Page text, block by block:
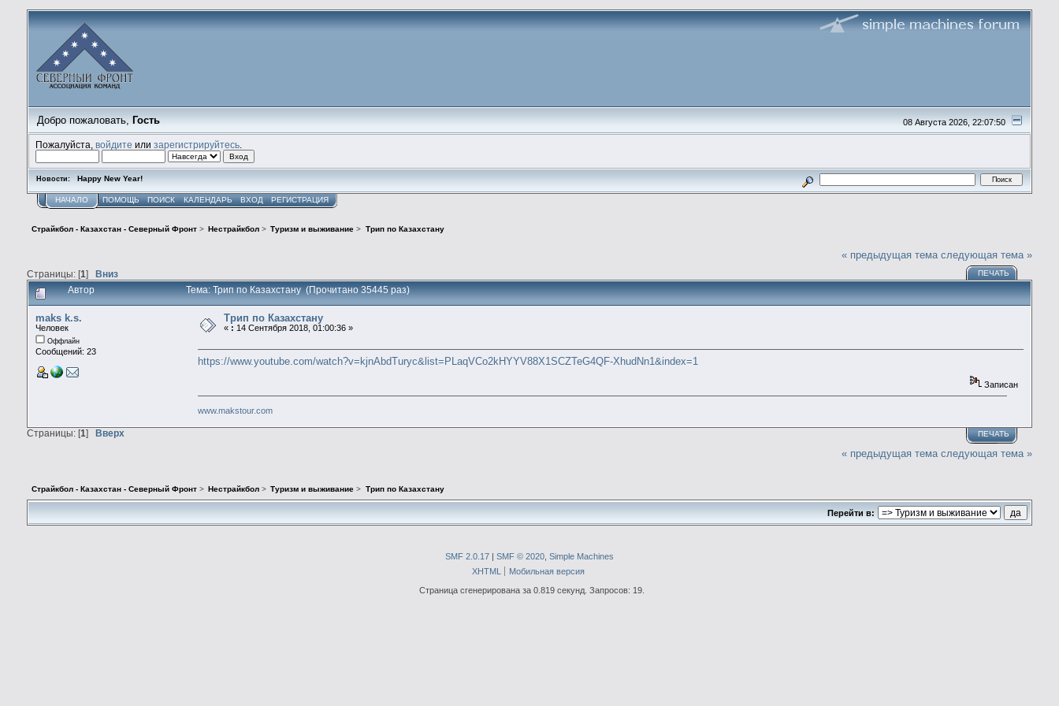
08 Августа 2026, 22:07:50
Добро пожаловать, Гость
Пожалуйста, войдите или зарегистрируйтесь.
Новости: Happy New Year!
НАЧАЛО ПОМОЩЬ ПОИСК КАЛЕНДАРЬ ВХОД РЕГИСТРАЦИЯ
Страйкбол - Казахстан - Северный Фронт > Нестрайкбол > Туризм и выживание > Трип по Казахстану
« предыдущая тема следующая тема »
Страницы: [1] Вниз ПЕЧАТЬ
Автор Тема: Трип по Казахстану (Прочитано 35445 раз)
maks k.s.
Человек
Оффлайн
Сообщений: 23
Трип по Казахстану
« : 14 Сентября 2018, 01:00:36 »
https://www.youtube.com/watch?v=kjnAbdTuryc&list=PLaqVCo2kHYYV88X1SCZTeG4QF-XhudNn1&index=1
Записан
www.makstour.com
ПЕЧАТЬ
Страницы: [1] Вверх
« предыдущая тема следующая тема »
Страйкбол - Казахстан - Северный Фронт > Нестрайкбол > Туризм и выживание > Трип по Казахстану
Перейти в:
SMF 2.0.17| SMF © 2020, Simple Machines
XHTML
Мобильная версия
Страница сгенерирована за 0.819 секунд. Запросов: 19.